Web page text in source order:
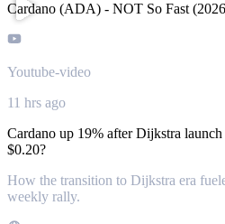
Cardano (ADA) - NOT So Fast
Youtube-video
11 hrs ago
Cardano up 19% after Dijkstra
$0.20?
How the transition to Dijkstra era
weekly rally.